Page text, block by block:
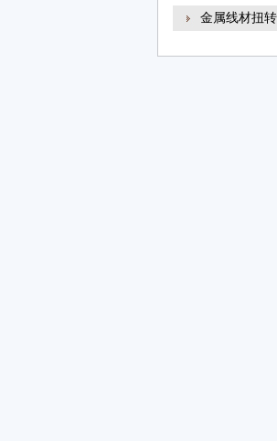
金属线材扭